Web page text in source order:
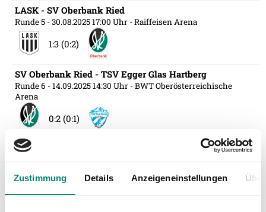
Zustimmung Details Anzeigeneinstellungen
LASK - SV Oberbank Ried
Runde 5 - 30.08.2025 17:00 Uhr - Raiffeisen Arena
1:3 (0:2)
SV Oberbank Ried - TSV Egger Glas Hartberg
Runde 6 - 14.09.2025 14:30 Uhr - BWT Oberösterreichische
Arena
0:2 (0:1)
FK Austria Wien - SV Oberbank Ried
Runde 7- 20.09.2025 17:00 Uhr- Generali-Arena
3:2 (0:2)